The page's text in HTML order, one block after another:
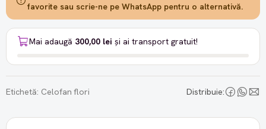
favorite sau scrie-ne pe WhatsApp pentru o alternativă.
Mai adaugă 300,00 lei și ai transport gratuit!
Etichetă: Celofan flori Distribuie: